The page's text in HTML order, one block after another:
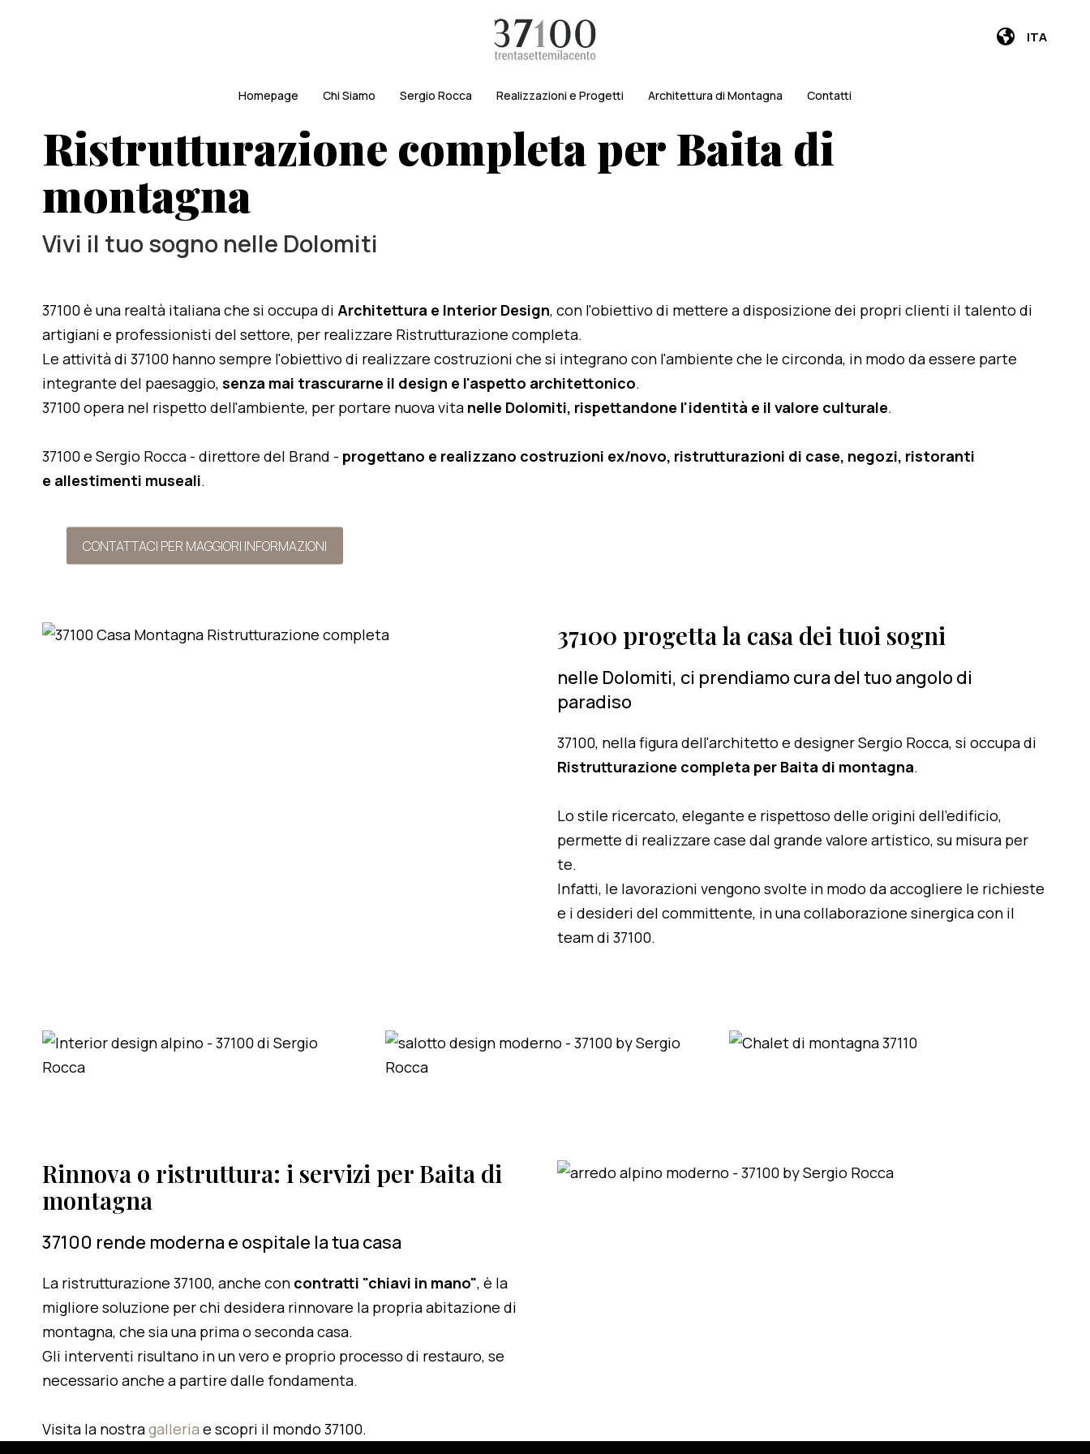
ITA
Homepage Chi Siamo Sergio Rocca Realizzazioni e Progetti Architettura di Montagna Contatti
Ristrutturazione completa per Baita di
montagna
Vivi il tuo sogno nelle Dolomiti
37100 è una realtà italiana che si occupa di Architettura e Interior Design, con l'obiettivo di mettere a disposizione dei propri clienti il talento di
artigiani e professionisti del settore, per realizzare Ristrutturazione completa.
Le attività di 37100 hanno sempre l'obiettivo di realizzare costruzioni che si integrano con l'ambiente che le circonda, in modo da essere parte
integrante del paesaggio, senza mai trascurarne il design e l'aspetto architettonico.
37100 opera nel rispetto dell'ambiente, per portare nuova vita nelle Dolomiti, rispettandone l'identità e il valore culturale.
37100 e Sergio Rocca - direttore del Brand - progettano e realizzano costruzioni ex/novo, ristrutturazioni di case, negozi, ristoranti
e allestimenti museali.
CONTATTACI PER MAGGIORI INFORMAZIONI
37100 progetta la casa dei tuoi sogni
nelle Dolomiti, ci prendiamo cura del tuo angolo di
paradiso
37100, nella figura dell'architetto e designer Sergio Rocca, si occupa di
Ristrutturazione completa per Baita di montagna.
Lo stile ricercato, elegante e rispettoso delle origini dell'edificio,
permette di realizzare case dal grande valore artistico, su misura per
te.
Infatti, le lavorazioni vengono svolte in modo da accogliere le richieste
e i desideri del committente, in una collaborazione sinergica con il
team di 37100.
Rinnova o ristruttura: i servizi per Baita di
montagna
37100 rende moderna e ospitale la tua casa
La ristrutturazione 37100, anche con contratti "chiavi in mano", è la
migliore soluzione per chi desidera rinnovare la propria abitazione di
montagna, che sia una prima o seconda casa.
Gli interventi risultano in un vero e proprio processo di restauro, se
necessario anche a partire dalle fondamenta.
Visita la nostragalleria e scopri il mondo 37100.